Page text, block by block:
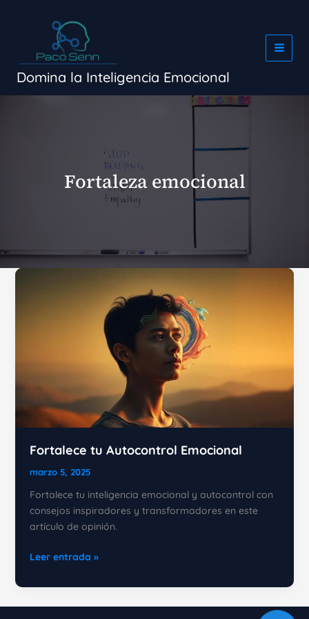
Domina la Inteligencia Emocional
Fortaleza emocional
Fortalece tu Autocontrol Emocional
marzo 5, 2025
Fortalece tu inteligencia emocional y autocontrol con
consejos inspiradores y transformadores en este
artículo de opinión.
Fortalece
Autocontrol
Emocional
Leer entrada »